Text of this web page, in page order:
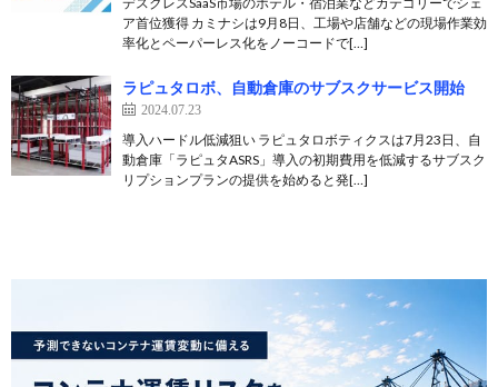
ア首位獲得 カミナシは9月8日、工場や店舗などの現場作業効
率化とペーパーレス化をノーコードで[…]
ラピュタロボ、自動倉庫のサブスクサービス開始
2024.07.23
導入ハードル低減狙い ラピュタロボティクスは7月23日、自
動倉庫「ラピュタASRS」導入の初期費用を低減するサブスク
リプションプランの提供を始めると発[…]